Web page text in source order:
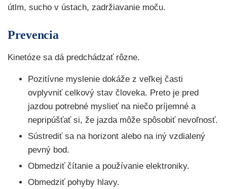
útlm, sucho v ústach, zadržiavanie moču.
Prevencia
Kinetóze sa dá predchádzať rôzne.
Pozitívne myslenie dokáže z veľkej časti
ovplyvniť celkový stav človeka. Preto je pred
jazdou potrebné myslieť na niečo príjemné a
nepripúšťať si, že jazda môže spôsobiť nevoľnosť.
Sústrediť sa na horizont alebo na iný vzdialený
pevný bod.
Obmedziť čítanie a používanie elektroniky.
Obmedziť pohyby hlavy.